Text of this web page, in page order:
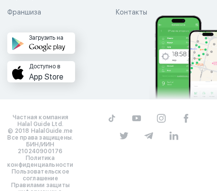
Контакты
Франшиза
Загрузить на
Доступно в
App Store
Частная компания
Halal Guide Ltd.
© 2018 HalalGuide.me
Все права защищены.
БИН/ИИН
210240900176
Политика
конфиденциальности
Пользовательское
соглашение
Правилами защиты